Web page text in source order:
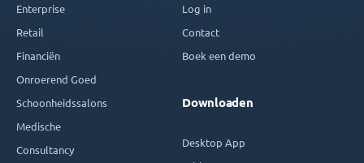
Enterprise
Retail
Financiën
Onroerend Goed
Schoonheidssalons
Medische
Consultancy
Log in
Contact
Boek een demo
Downloaden
Desktop App